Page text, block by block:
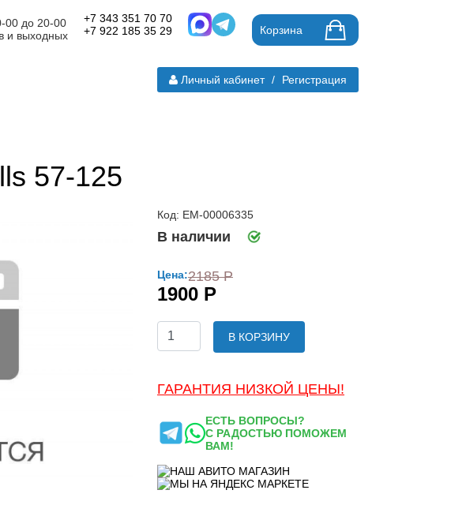
00 до 20-00
и выходных
+7 343 351 70 70
+7 922 185 35 29
Корзина
Личный кабинет / Регистрация
57-125
Код: ЕМ-00006335
В наличии
Цена:2185 Р
1900 Р
В КОРЗИНУ
ГАРАНТИЯ НИЗКОЙ ЦЕНЫ!
ЕСТЬ ВОПРОСЫ?
С РАДОСТЬЮ ПОМОЖЕМ
ВАМ!